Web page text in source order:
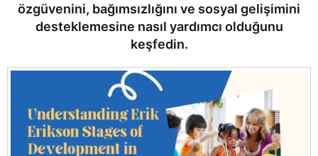
özgüvenini, bağımsızlığını ve sosyal gelişimini
desteklemesine nasıl yardımcı olduğunu
keşfedin.